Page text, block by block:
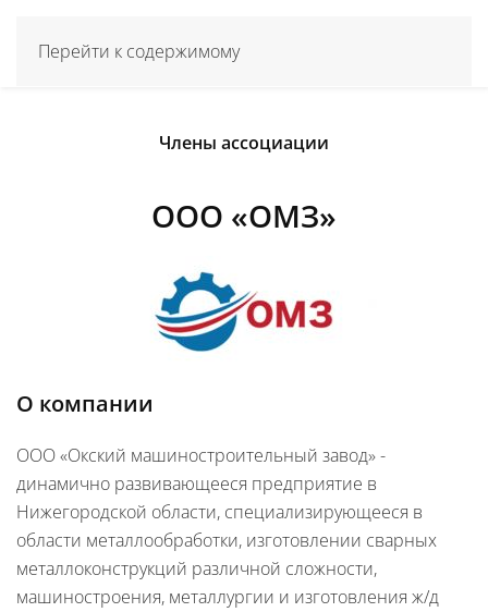
Перейти к содержимому
Члены ассоциации
ООО «ОМЗ»
О компании
ООО «Окский машиностроительный завод» -
динамично развивающееся предприятие в
Нижегородской области, специализирующееся в
области металлообработки, изготовлении сварных
металлоконструкций различной сложности,
машиностроения, металлургии и изготовления ж/д